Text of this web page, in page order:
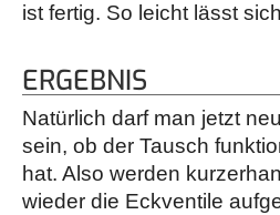
ist fertig. So leicht lässt
ERGEBNIS
Natürlich darf man jetzt
sein, ob der Tausch
hat. Also werden
wieder die Eckventile